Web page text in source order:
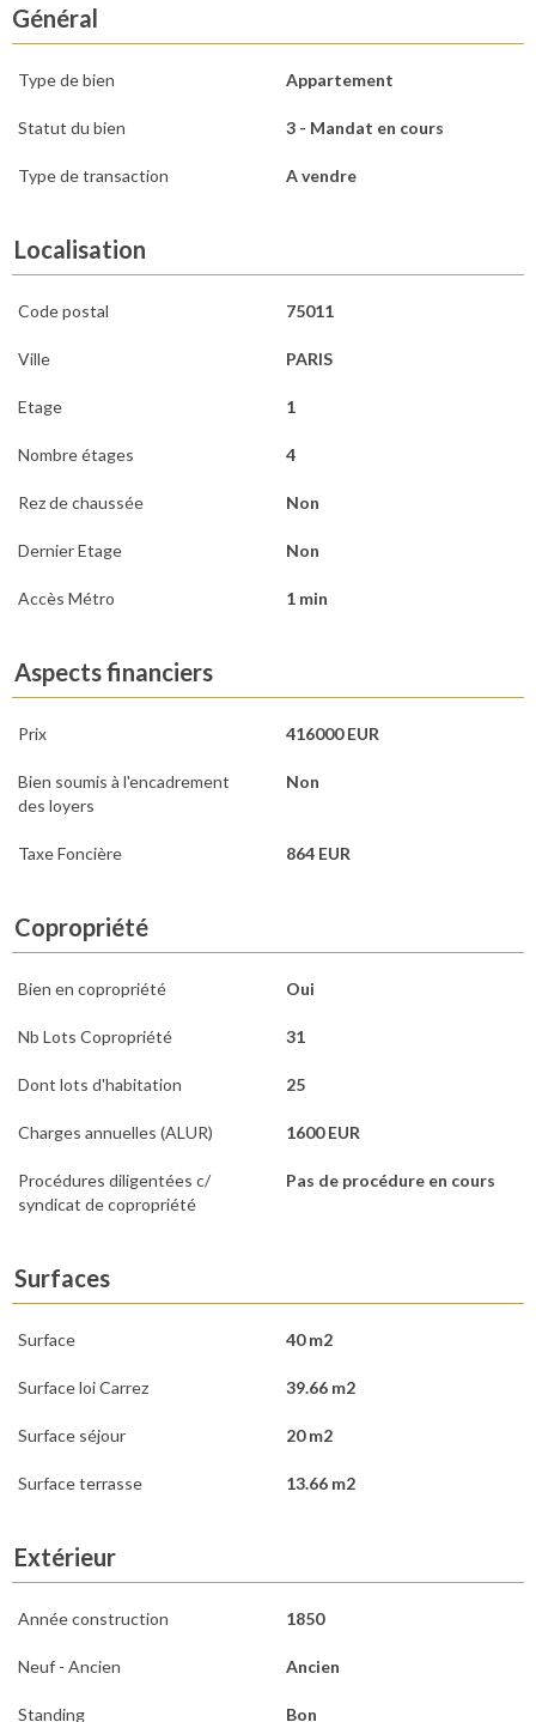
Général
Type de bien Appartement
Statut du bien 3 - Mandat en cours
Type de transaction A vendre
Localisation
Code postal 75011
Ville PARIS
Etage 1
Nombre étages 4
Rez de chaussée Non
Dernier Etage Non
Accès Métro 1 min
Aspects financiers
Prix 416000 EUR
Bien soumis à l'encadrement
des loyers
Non
Taxe Foncière 864 EUR
Copropriété
Bien en copropriété Oui
Nb Lots Copropriété 31
Dont lots d'habitation 25
Charges annuelles (ALUR) 1600 EUR
Procédures diligentées c/
syndicat de copropriété
Pas de procédure en cours
Surfaces
Surface 40 m2
Surface loi Carrez 39.66 m2
Surface séjour 20 m2
Surface terrasse 13.66 m2
Extérieur
Année construction 1850
Neuf - Ancien Ancien
Standing Bon